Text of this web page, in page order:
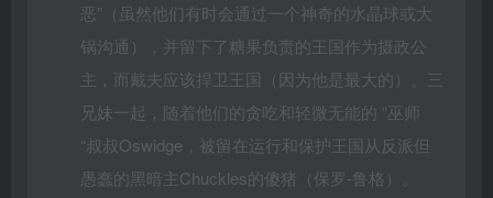
恶”（虽然他们有时会通过一个神奇的水晶球或大
锅沟通），并留下了糖果负责的王国作为摄政公
主，而戴夫应该捍卫王国（因为他是最大的）。三
兄妹一起，随着他们的贪吃和轻微无能的 “巫师
“叔叔Oswidge，被留在运行和保护王国从反派但
愚蠢的黑暗主Chuckles的傻猪（保罗-鲁格）。